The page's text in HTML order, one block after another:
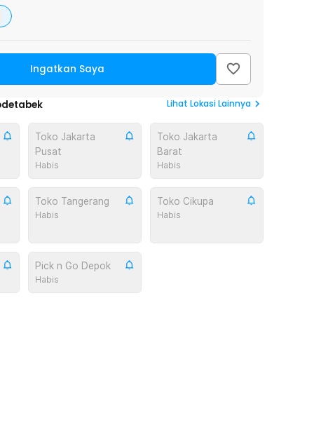
Ingatkan Saya
Lihat Lokasi Lainnya
Toko Jakarta
Pusat
Habis
Toko Jakarta
Barat
Habis
Toko Tangerang
Habis
Toko Cikupa
Habis
Pick n Go Depok
Habis